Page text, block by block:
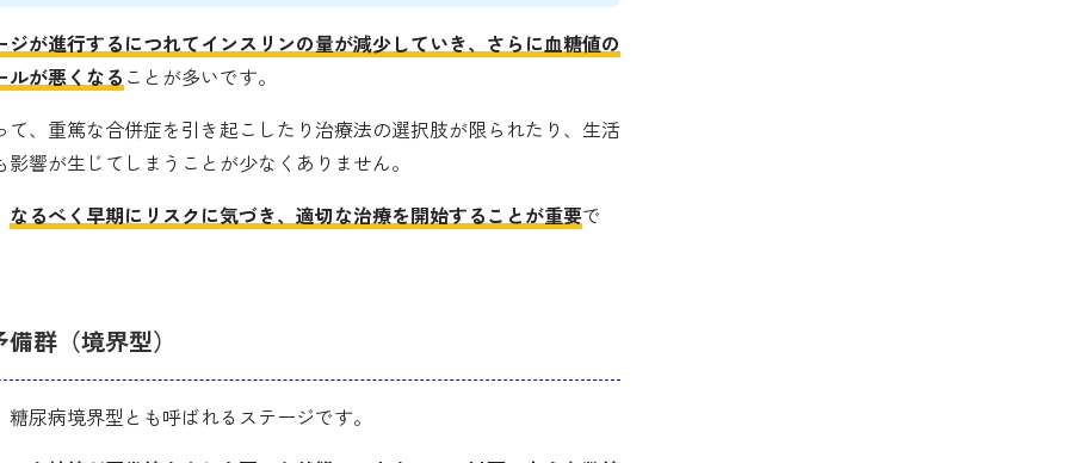
ジが進行するにつれてインスリンの量が減少していき、さらに血糖値の
ルが悪くなる ことが多いです。
て、重篤な合併症を引き起こしたり治療法の選択肢が限られたり、生活
影響が生じてしまうことが少なくありません。
なるべく早期にリスクに気づき、適切な治療を開始することが重要で
群（境界型）
糖尿病境界型とも呼ばれるステージです。